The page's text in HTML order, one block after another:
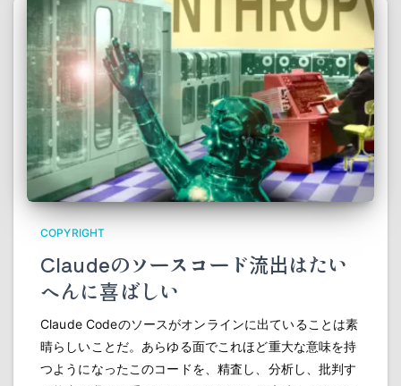
COPYRIGHT
Claudeのソースコード流出はたい
へんに喜ばしい
Claude Codeのソースがオンラインに出ていることは素
晴らしいことだ。あらゆる面でこれほど重大な意味を持
つようになったこのコードを、精査し、分析し、批判す